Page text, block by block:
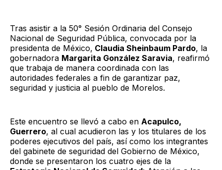
Tras asistir a la 50° Sesión Ordinaria del Consejo
Nacional de Seguridad Pública, convocada por la
presidenta de México, Claudia Sheinbaum Pardo, la
gobernadora Margarita González Saravia, reafirmó
que trabaja de manera coordinada con las
autoridades federales a fin de garantizar paz,
seguridad y justicia al pueblo de Morelos.
Este encuentro se llevó a cabo en Acapulco,
Guerrero, al cual acudieron las y los titulares de los
poderes ejecutivos del país, así como los integrantes
del gabinete de seguridad del Gobierno de México,
donde se presentaron los cuatro ejes de la